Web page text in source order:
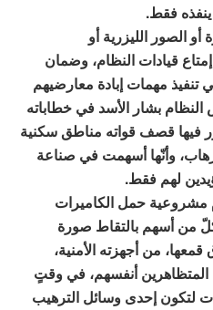
فقط.
الصور الليزرية أو
قيادات النظام، وضمان
تنفيذ مهمات إبادة معارضيهم
بشار الأسد في خطاباته
فيها قصف قواته مناطق سكنية
وأنّها أسهمت في صناعة
لهم فقط.
مشروعية حمل الكاميرات
من أسهم بالتقاط صورة
من أجهزته الأمنية،
أنفسهم، في وقتٍ
لتكون إحدى وسائل الترهيب